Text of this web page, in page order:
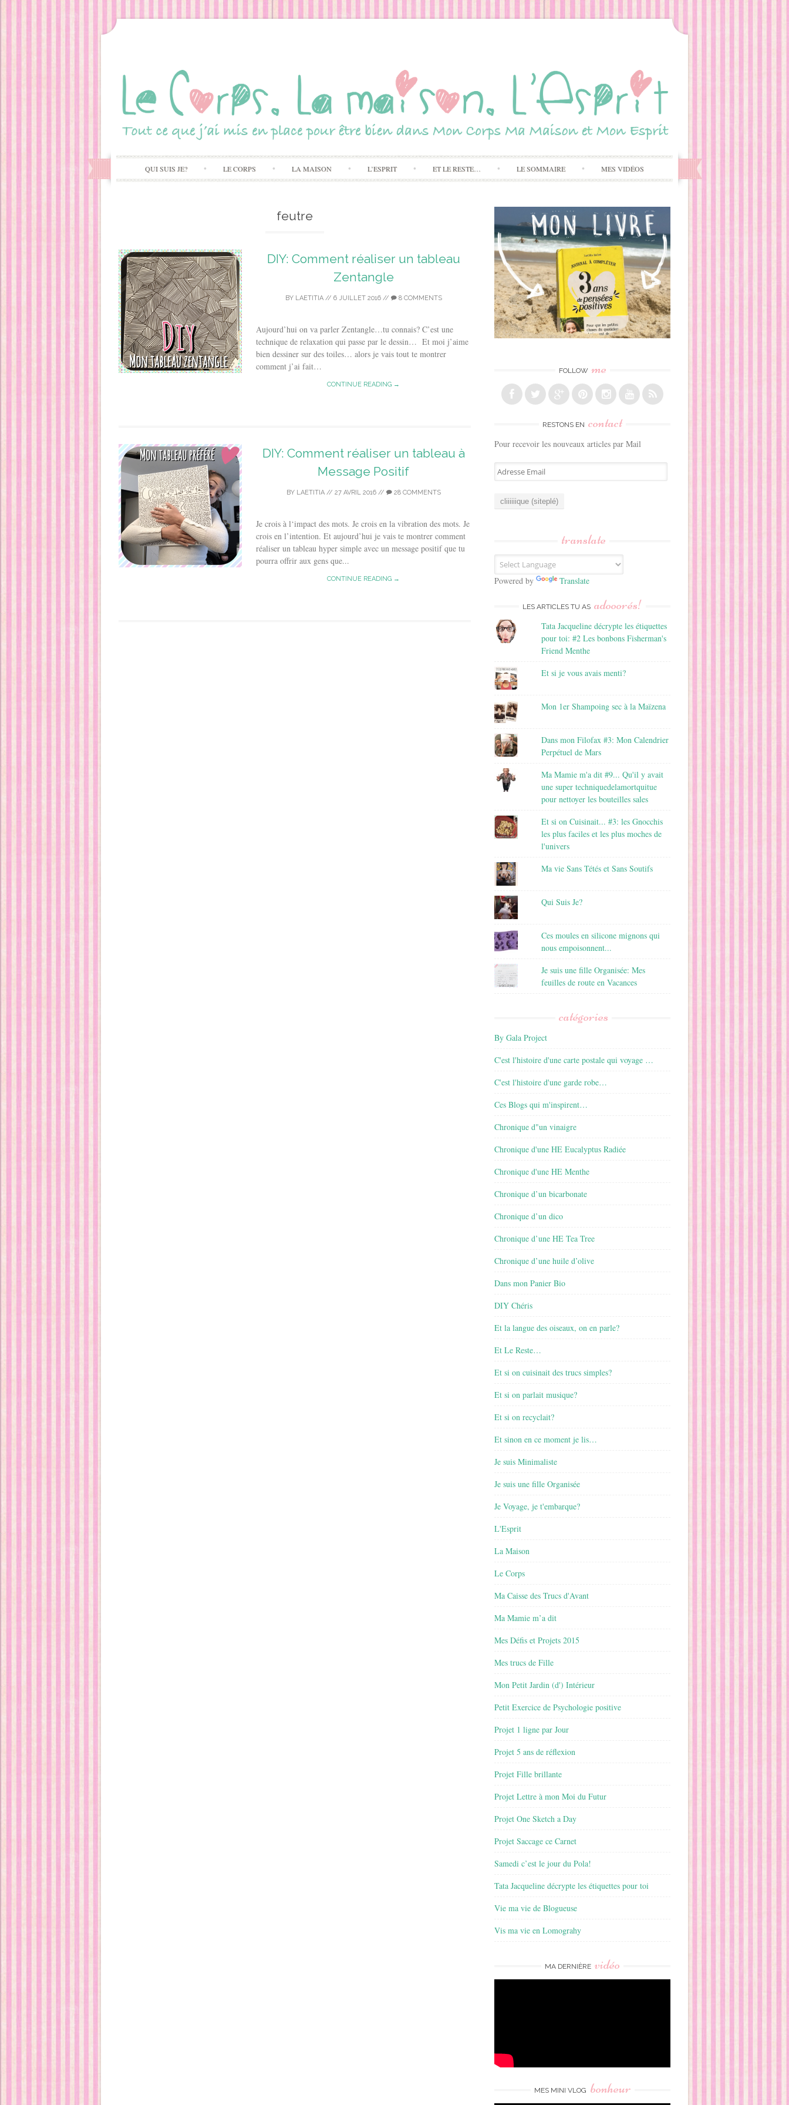
QUI SUIS JE? LE CORPS LA MAISON L’ESPRIT ET LE RESTE… LE SOMMAIRE MES VIDÉOS
feutre
DIY: Comment réaliser un tableau
Zentangle
BY LAETITIA// 6 JUILLET 2016// 8 COMMENTS
Aujourd’hui on va parler Zentangle…tu connais? C’est une
technique de relaxation qui passe par le dessin… Et moi j’aime
bien dessiner sur des toiles… alors je vais tout te montrer
comment j’ai fait…
CONTINUE READING →
DIY: Comment réaliser un tableau à
Message Positif
BY LAETITIA// 27 AVRIL 2016// 28 COMMENTS
Je crois à l‘impact des mots. Je crois en la vibration des mots. Je
crois en l’intention. Et aujourd’hui je vais te montrer comment
réaliser un tableau hyper simple avec un message positif que tu
pourra offrir aux gens que...
CONTINUE READING →
FOLLOW me
RESTONS EN contact
Pour recevoir les nouveaux articles par Mail
A
d
E
m
a
translate
Powered by Translate
LES ARTICLES TU AS adooorés!
Tata Jacqueline décrypte les étiquettes
pour toi: #2 Les bonbons Fisherman's
Friend Menthe
Et si je vous avais menti?
Mon 1er Shampoing sec à la Maïzena
Dans mon Filofax #3: Mon Calendrier
Perpétuel de Mars
Ma Mamie m'a dit #9... Qu'il y avait
une super techniquedelamortquitue
pour nettoyer les bouteilles sales
Et si on Cuisinait... #3: les Gnocchis
les plus faciles et les plus moches de
l'univers
Ma vie Sans Tétés et Sans Soutifs
Qui Suis Je?
Ces moules en silicone mignons qui
nous empoisonnent...
Je suis une fille Organisée: Mes
feuilles de route en Vacances
catégories
By Gala Project
C'est l'histoire d'une carte postale qui voyage …
C'est l'histoire d'une garde robe…
Ces Blogs qui m'inspirent…
Chronique d"un vinaigre
Chronique d'une HE Eucalyptus Radiée
Chronique d'une HE Menthe
Chronique d’un bicarbonate
Chronique d’un dico
Chronique d’une HE Tea Tree
Chronique d’une huile d’olive
Dans mon Panier Bio
DIY Chéris
Et la langue des oiseaux, on en parle?
Et Le Reste…
Et si on cuisinait des trucs simples?
Et si on parlait musique?
Et si on recyclait?
Et sinon en ce moment je lis…
Je suis Minimaliste
Je suis une fille Organisée
Je Voyage, je t'embarque?
L'Esprit
La Maison
Le Corps
Ma Caisse des Trucs d'Avant
Ma Mamie m’a dit
Mes Défis et Projets 2015
Mes trucs de Fille
Mon Petit Jardin (d') Intérieur
Petit Exercice de Psychologie positive
Projet 1 ligne par Jour
Projet 5 ans de réflexion
Projet Fille brillante
Projet Lettre à mon Moi du Futur
Projet One Sketch a Day
Projet Saccage ce Carnet
Samedi c’est le jour du Pola!
Tata Jacqueline décrypte les étiquettes pour toi
Vie ma vie de Blogueuse
Vis ma vie en Lomograhy
MA DERNIÈRE vidéo
MES MINI VLOG bonheur